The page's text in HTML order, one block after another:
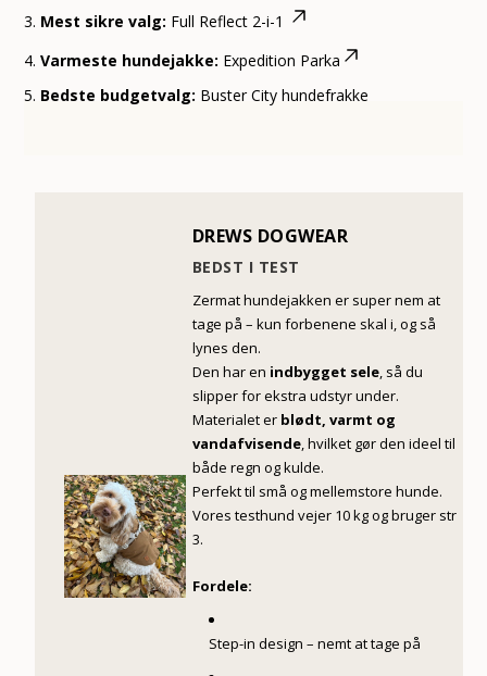
Mest sikre valg: Full Reflect 2-i-1
Varmeste hundejakke: Expedition Parka
Bedste budgetvalg: Buster City hundefrakke
DREWS DOGWEAR
BEDST I TEST
Zermat hundejakken er super nem at
tage på – kun forbenene skal i, og så
lynes den.
Den har en indbygget sele, så du
slipper for ekstra udstyr under.
Materialet er blødt, varmt og
vandafvisende, hvilket gør den ideel til
både regn og kulde.
Perfekt til små og mellemstore hunde.
Vores testhund vejer 10 kg og bruger str
3.
Fordele:
Step-in design – nemt at tage på